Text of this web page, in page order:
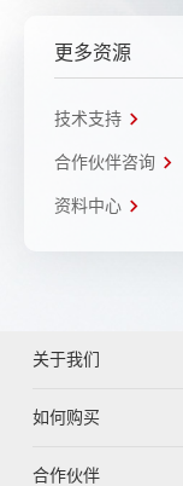
更多资源
技术支持
合作伙伴咨询
资料中心
关于我们
如何购买
合作伙伴